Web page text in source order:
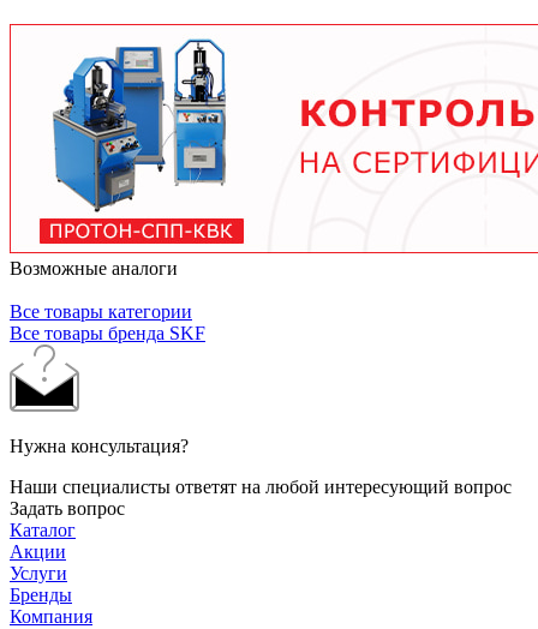
тяжелых условиях до 2 лет при нормальной
эксплуатации. Используйте только
рекомендованные производителем смазочные
материалы.
Возможные аналоги
Все товары категории
Все товары бренда SKF
Нужна консультация?
Наши специалисты ответят на любой интересующий вопрос
Задать вопрос
Каталог
Акции
Услуги
Бренды
Компания